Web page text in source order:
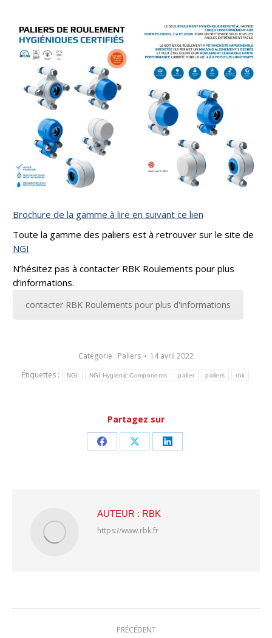
Brochure de la gamme à lire en suivant ce lien
Toute la gamme des paliers est à retrouver sur le site de
NGI
N’hésitez pas à contacter RBK Roulements pour plus
d’informations.
contacter RBK Roulements pour plus d'informations
Catégorie : Paliers
14 avril 2022
Étiquettes :
NGI NGI Hygienic Components palier paliers rbk
Partagez sur
PartagerPartagerPartager
AUTEUR : RBK
https://www.rbk.fr
PRÉCÉDENT